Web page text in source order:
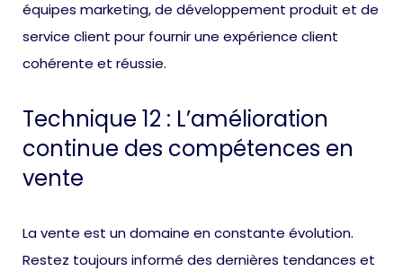
équipes marketing, de développement produit et de
service client pour fournir une expérience client
cohérente et réussie.
Technique 12 : L’amélioration
continue des compétences en
vente
La vente est un domaine en constante évolution.
Restez toujours informé des dernières tendances et